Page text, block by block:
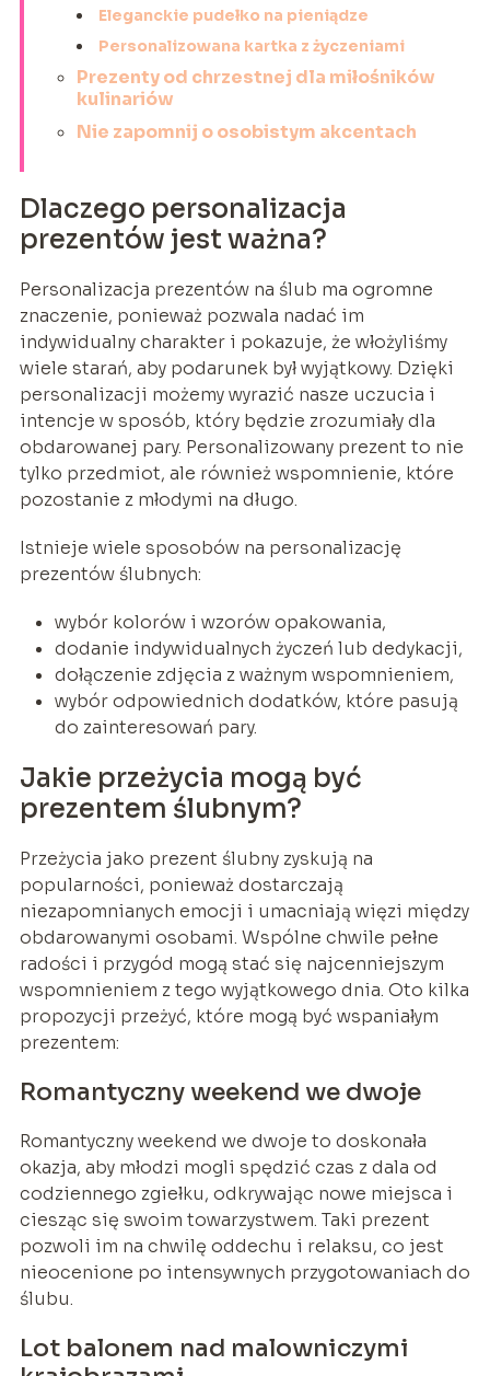
Eleganckie pudełko na pieniądze
Personalizowana kartka z życzeniami
Prezenty od chrzestnej dla miłośników
kulinariów
Nie zapomnij o osobistym akcentach
Dlaczego personalizacja
prezentów jest ważna?
Personalizacja prezentów na ślub ma ogromne
znaczenie, ponieważ pozwala nadać im
indywidualny charakter i pokazuje, że włożyliśmy
wiele starań, aby podarunek był wyjątkowy. Dzięki
personalizacji możemy wyrazić nasze uczucia i
intencje w sposób, który będzie zrozumiały dla
obdarowanej pary. Personalizowany prezent to nie
tylko przedmiot, ale również wspomnienie, które
pozostanie z młodymi na długo.
Istnieje wiele sposobów na personalizację
prezentów ślubnych:
wybór kolorów i wzorów opakowania,
dodanie indywidualnych życzeń lub dedykacji,
dołączenie zdjęcia z ważnym wspomnieniem,
wybór odpowiednich dodatków, które pasują
do zainteresowań pary.
Jakie przeżycia mogą być
prezentem ślubnym?
Przeżycia jako prezent ślubny zyskują na
popularności, ponieważ dostarczają
niezapomnianych emocji i umacniają więzi między
obdarowanymi osobami. Wspólne chwile pełne
radości i przygód mogą stać się najcenniejszym
wspomnieniem z tego wyjątkowego dnia. Oto kilka
propozycji przeżyć, które mogą być wspaniałym
prezentem:
Romantyczny weekend we dwoje
Romantyczny weekend we dwoje to doskonała
okazja, aby młodzi mogli spędzić czas z dala od
codziennego zgiełku, odkrywając nowe miejsca i
ciesząc się swoim towarzystwem. Taki prezent
pozwoli im na chwilę oddechu i relaksu, co jest
nieocenione po intensywnych przygotowaniach do
ślubu.
Lot balonem nad malowniczymi